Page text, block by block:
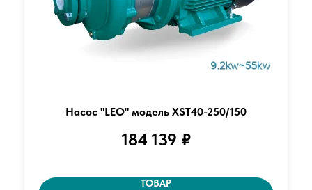
Насос "LEO" модель XST40-250/150
184 139 ₽
ТОВАР